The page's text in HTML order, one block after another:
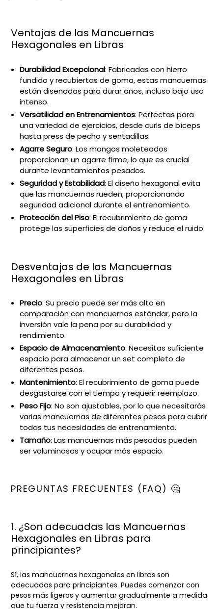
Ventajas de las Mancuernas
Hexagonales en Libras
Durabilidad Excepcional: Fabricadas con hierro
fundido y recubiertas de goma, estas mancuernas
están diseñadas para durar años, incluso bajo uso
intenso.
Versatilidad en Entrenamientos: Perfectas para
una variedad de ejercicios, desde curls de bíceps
hasta press de pecho y sentadillas.
Agarre Seguro: Los mangos moleteados
proporcionan un agarre firme, lo que es crucial
durante levantamientos pesados.
Seguridad y Estabilidad: El diseño hexagonal evita
que las mancuernas rueden, proporcionando
seguridad adicional durante el entrenamiento.
Protección del Piso: El recubrimiento de goma
protege las superficies de daños y reduce el ruido.
Desventajas de las Mancuernas
Hexagonales en Libras
Precio: Su precio puede ser más alto en
comparación con mancuernas estándar, pero la
inversión vale la pena por su durabilidad y
rendimiento.
Espacio de Almacenamiento: Necesitas suficiente
espacio para almacenar un set completo de
diferentes pesos.
Mantenimiento: El recubrimiento de goma puede
desgastarse con el tiempo y requerir reemplazo.
Peso Fijo: No son ajustables, por lo que necesitarás
varias mancuernas de diferentes pesos para cubrir
todas tus necesidades de entrenamiento.
Tamaño: Las mancuernas más pesadas pueden
ser voluminosas y ocupar más espacio.
PREGUNTAS FRECUENTES (FAQ) 🤔
1. ¿Son adecuadas las Mancuernas
Hexagonales en Libras para
principiantes?
Sí, las mancuernas hexagonales en libras son
adecuadas para principiantes. Puedes comenzar con
pesos más ligeros y aumentar gradualmente a medida
que tu fuerza y resistencia mejoran.